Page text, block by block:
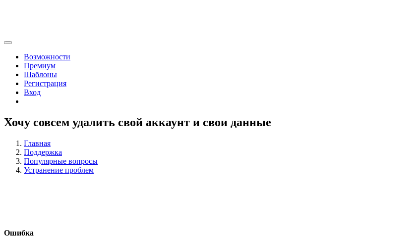
Возможности
Премиум
Шаблоны
Регистрация
Вход
Хочу совсем удалить свой аккаунт и свои данные
Главная
Поддержка
Популярные вопросы
Устранение проблем
Ошибка